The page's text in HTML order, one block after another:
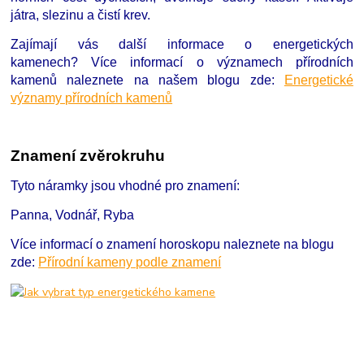
játra, slezinu a čistí krev.
Zajímají vás další informace o energetických
kamenech?Více informací o významech přírodních
kamenů naleznete na našem blogu zde:
Energetické
významy přírodních kamenů
Znamení zvěrokruhu
Tyto náramky jsou vhodné pro znamení:
Panna, Vodnář, Ryba
Více informací o znamení horoskopu naleznete na blogu
zde: Přírodní kameny podle znamení